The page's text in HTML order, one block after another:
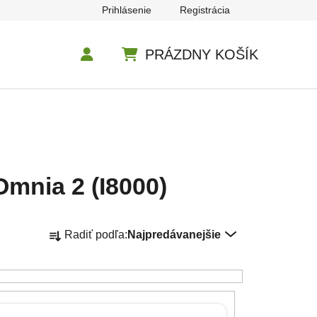
Prihlásenie Registrácia
PRÁZDNY KOŠÍK
2 (I8000)
Radiť podľa: Najpredávanejšie